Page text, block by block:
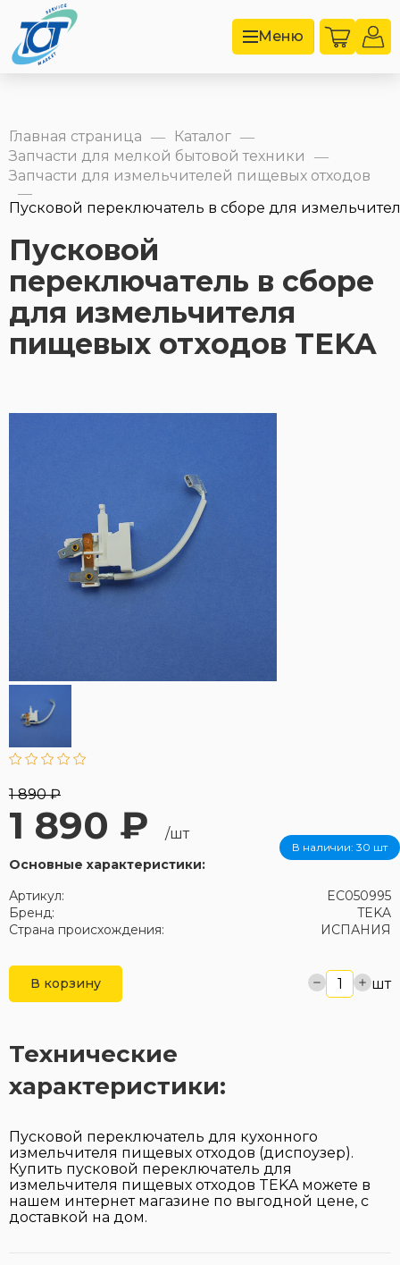
Меню
Главная страница — Каталог —
Запчасти для мелкой бытовой техники —
Запчасти для измельчителей пищевых отходов
—
Пусковой переключатель в сборе для
Пусковой
переключатель в сборе
для измельчителя
пищевых отходов TEKA
1 890 ₽
1 890 ₽ /шт
В наличии: 30 шт
Основные характеристики:
Артикул:
EC050995
Бренд:
TEKA
Страна происхождения:
ИСПАНИЯ
В корзину шт
Технические
характеристики:
Пусковой переключатель для кухонного
измельчителя пищевых отходов (диспоузер).
Купить пусковой переключатель для
измельчителя пищевых отходов TEKA можете в
нашем интернет магазине по выгодной цене, с
доставкой на дом.